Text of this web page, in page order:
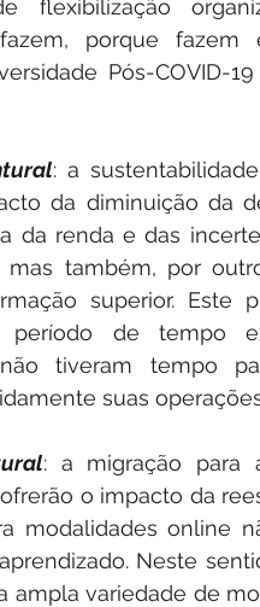
flexibilização
fazem, porque
Pós-COVID-
: a
da diminuição da
da renda e das
mas também, por
superior. Este
período de tempo
não tiveram tempo
suas
: a migração para
o impacto da
modalidades online
Neste
ampla variedade de